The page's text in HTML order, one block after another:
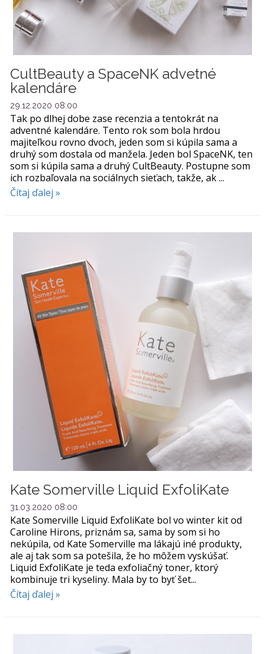
CultBeauty a SpaceNK advetné
kalendáre
29.12.2020 08:00
Tak po dlhej dobe zase recenzia a tentokrát na
adventné kalendáre. Tento rok som bola hrdou
majiteľkou rovno dvoch, jeden som si kúpila sama a
druhý som dostala od manžela. Jeden bol SpaceNK, ten
som si kúpila sama a druhý CultBeauty. Postupne som
ich rozbaľovala na sociálnych sieťach, takže, ak ...
Čítaj ďalej »
Kate Somerville Liquid ExfoliKate
31.03.2020 08:00
Kate Somerville Liquid ExfoliKate bol vo winter kit od
Caroline Hirons, priznám sa, sama by som si ho
nekúpila, od Kate Somerville ma lákajú iné produkty,
ale aj tak som sa potešila, že ho môžem vyskúšať.
Liquid ExfoliKate je teda exfoliačný toner, ktorý
kombinuje tri kyseliny. Mala by to byť šet...
Čítaj ďalej »